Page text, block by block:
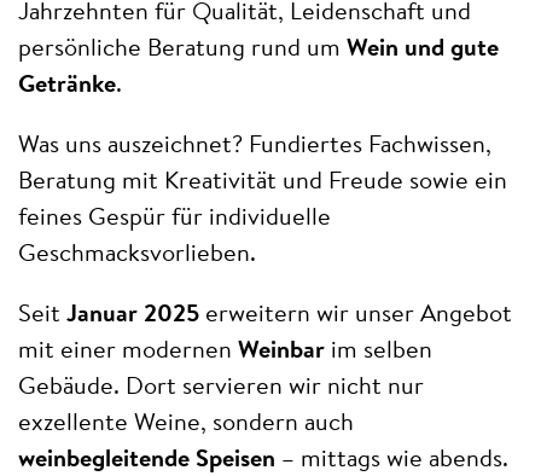
Jahrzehnten für Qualität, Leidenschaft und
persönliche Beratung rund um Wein und gute
Getränke.
Was uns auszeichnet? Fundiertes Fachwissen,
Beratung mit Kreativität und Freude sowie ein
feines Gespür für individuelle
Geschmacksvorlieben.
Seit Januar 2025 erweitern wir unser Angebot
mit einer modernen Weinbar im selben
Gebäude. Dort servieren wir nicht nur
exzellente Weine, sondern auch
weinbegleitende Speisen – mittags wie abends.